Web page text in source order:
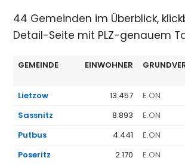
44 Gemeinden im Überblick,
Detail-Seite mit PLZ-genauem
GEMEINDE EINWOHNER
Lietzow 13.457 E.ON
Sassnitz
8.893 E.ON
Putbus
4.441 E.ON
Poseritz
2.170 E.ON